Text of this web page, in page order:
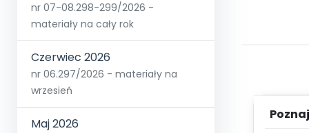
nr 07-08.298-299/2026 -
materiały na cały rok
Czerwiec 2026
nr 06.297/2026 - materiały na
wrzesień
Maj 2026